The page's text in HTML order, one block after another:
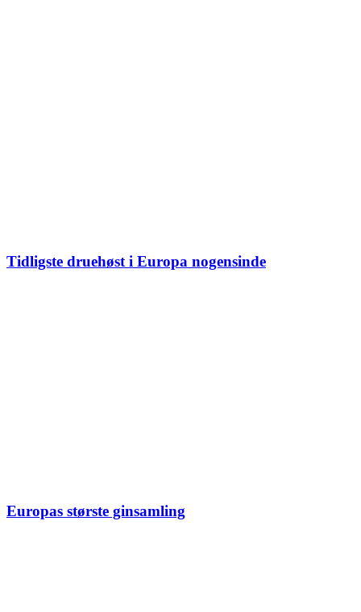
Tidligste druehøst i Europa nogensinde
Europas største ginsamling